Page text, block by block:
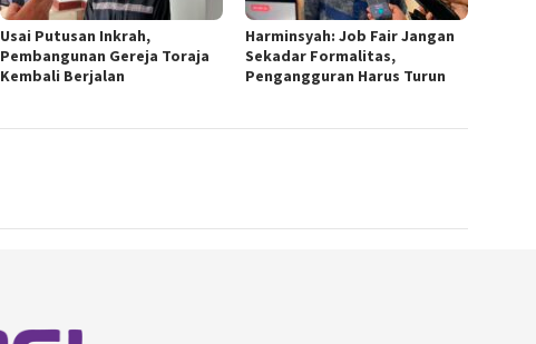
Usai Putusan Inkrah,
Pembangunan Gereja Toraja
Kembali Berjalan
Harminsyah: Job Fair Jangan
Sekadar Formalitas,
Pengangguran Harus Turun